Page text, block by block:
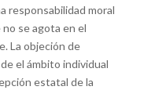
responsabilidad moral
se agota en el
La objeción de
el ámbito individual
estatal de la